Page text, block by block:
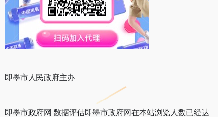
即墨市人民政府主办
即墨市政府网 数据评估即墨市政府网在本站浏览人数已经达